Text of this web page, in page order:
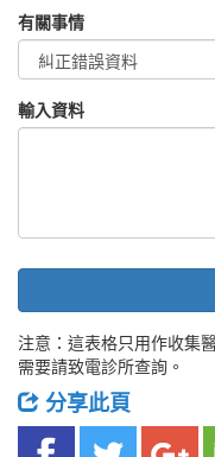
有關事情
輸入資料
注意：這表格只用作收集
需要請致電診所查詢。
分享此頁